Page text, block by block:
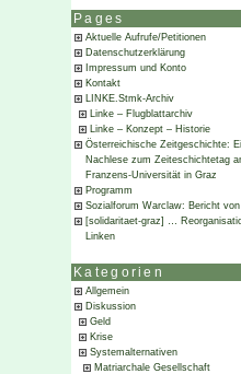
Pages
Aktuelle Aufrufe/Petitionen
Datenschutzerklärung
Impressum und Konto
Kontakt
LINKE.Stmk-Archiv
Linke – Flugblattarchiv
Linke – Konzept – Historie
Österreichische Zeitgeschichte:
Nachlese zum Zeiteschichtetag
Franzens-Universität in Graz
Programm
Sozialforum Warclaw: Bericht
[solidaritaet-graz] …
Linken
Kategorien
Allgemein
Diskussion
Geld
Krise
Systemalternativen
Matriarchale Gesellschaft